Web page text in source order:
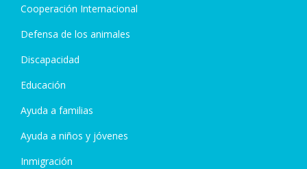
Cooperación Internacional
Defensa de los animales
Discapacidad
Educación
Ayuda a familias
Ayuda a niños y jóvenes
Inmigración